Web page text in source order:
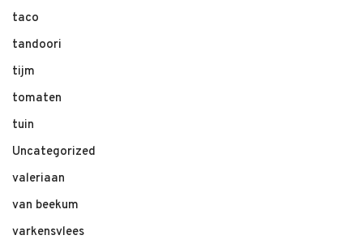
taco
tandoori
tijm
tomaten
tuin
Uncategorized
valeriaan
van beekum
varkensvlees